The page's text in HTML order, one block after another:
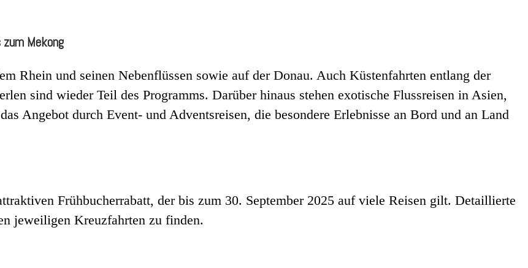
Mekong
Rhein und seinen Nebenflüssen sowie auf der Donau. Auch Küstenfahrten entlang der
sind wieder Teil des Programms. Darüber hinaus stehen exotische Flussreisen in Asien,
Angebot durch Event- und Adventsreisen, die besondere Erlebnisse an Bord und an Land
Frühbucherrabatt, der bis zum 30. September 2025 auf viele Reisen gilt. Detaillierte
jeweiligen Kreuzfahrten zu finden.